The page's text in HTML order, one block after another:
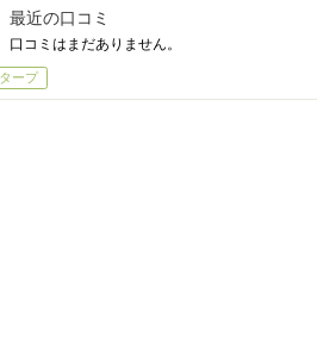
最近の口コミ
口コミはまだありません。
タープ